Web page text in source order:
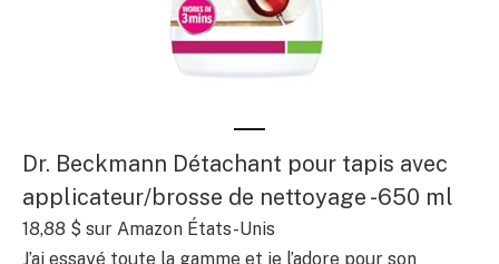
Dr. Beckmann Détachant pour tapis avec
applicateur/brosse de nettoyage -650 ml
18,88 $ sur Amazon États-Unis
J’ai essayé toute la gamme et je l’adore pour son